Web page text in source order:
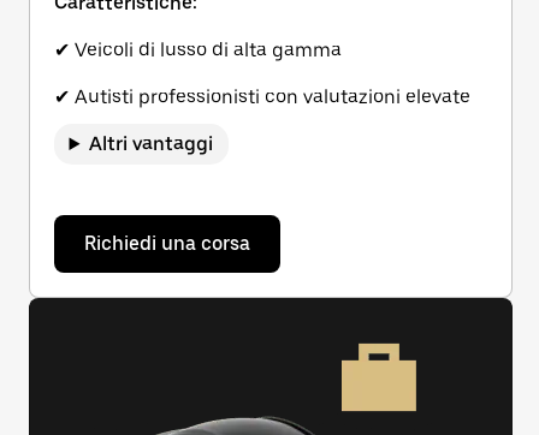
✔ Veicoli di lusso di alta gamma
✔ Autisti professionisti con valutazioni elevate
Altri vantaggi
Richiedi una corsa